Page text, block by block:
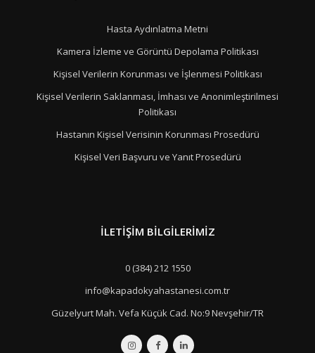
Hasta Aydınlatma Metni
Kamera İzleme ve Görüntü Depolama Politikası
Kişisel Verilerin Korunması ve İşlenmesi Politikası
Kişisel Verilerin Saklanması, İmhası ve Anonimleştirilmesi
Politikası
Hastanın Kişisel Verisinin Korunması Prosedürü
Kişisel Veri Başvuru ve Yanıt Prosedürü
İLETIŞIM BILGILERIMIZ
0 (384) 212 1550
info@kapadokyahastanesi.com.tr
Güzelyurt Mah. Vefa Küçük Cad. No:9 Nevşehir/TR